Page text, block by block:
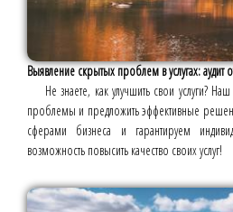
Выявление скрытых проблем в услугах: аудит
Не знаете, как улучшить свои услуги?
проблемы и предложить эффективные
сферами бизнеса и гарантируем
возможность повысить качество своих услуг!